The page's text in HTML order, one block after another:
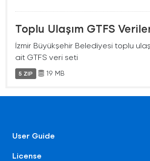
Toplu Ulaşım GTFS
İzmir Büyükşehir Belediyesi toplu
ait GTFS veri seti
5 ZIP 19 MB
User Guide
License